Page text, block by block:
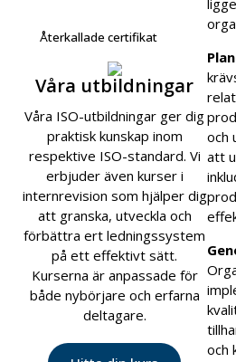
Återkallade certifikat
Våra utbildningar
Våra ISO-utbildningar ger dig
praktisk kunskap inom
respektive ISO-standard. Vi
erbjuder även kurser i
internrevision som hjälper dig
att granska, utveckla och
förbättra ert ledningssystem
på ett effektivt sätt.
Kurserna är anpassade för
både nybörjare och erfarna
deltagare.
och
att
och